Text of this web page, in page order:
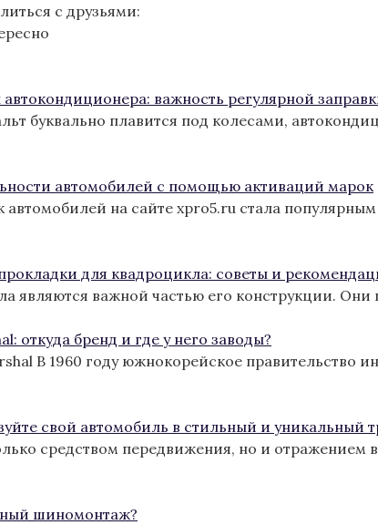
с друзьями:
важность регулярной
буквально плавится под колесами,
автомобилей с помощью активаций марок
автомобилей на сайте xpro5.ru стала
для квадроцикла: советы и
являются важной частью его конструкции.
откуда бренд и где у него заводы?
В 1960 году южнокорейское правительство
свой автомобиль в стильный и уникальный
средством передвижения, но и
шиномонтаж?